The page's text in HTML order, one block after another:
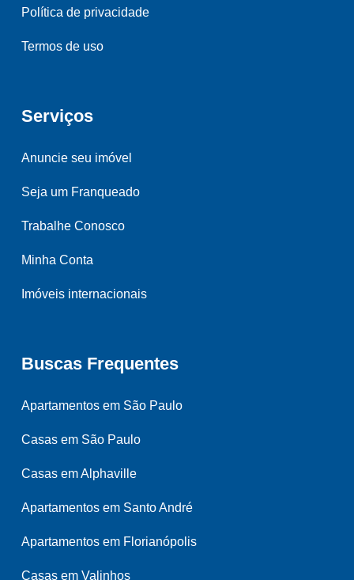
Política de privacidade
Termos de uso
Serviços
Anuncie seu imóvel
Seja um Franqueado
Trabalhe Conosco
Minha Conta
Imóveis internacionais
Buscas Frequentes
Apartamentos em São Paulo
Casas em São Paulo
Casas em Alphaville
Apartamentos em Santo André
Apartamentos em Florianópolis
Casas em Valinhos